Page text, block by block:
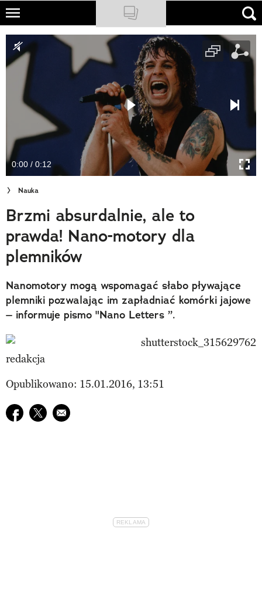
Skip
main
content
NATIONAL GEOGRAPHIC
TRAVELER
PODCASTY
Newsletter
Cuda Polski
Wielki Konkurs Fotograficzny
Trendbook Podróżniczy
Polecane
0:00 / 0:12
Nauka
Brzmi absurdalnie, ale to
prawda! Nano-motory dla
plemników
Nanomotory mogą wspomagać słabo pływające
plemniki pozwalając im zapładniać komórki jajowe
– informuje pismo "Nano Letters ”.
redakcja
Opublikowano: 15.01.2016, 13:51
Udostępnij na facebook
Udostępnij na twitter
E-mail do przyjaciela